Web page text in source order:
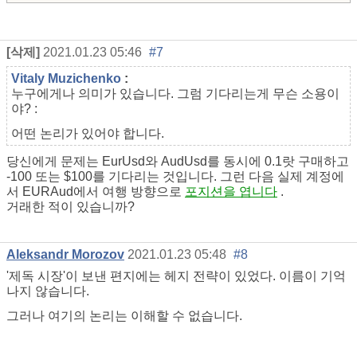
[삭제] 2021.01.23 05:46 #7
Vitaly Muzichenko :
누구에게나 의미가 있습니다. 그럼 기다리는게 무슨 소용이
야? :
어떤 논리가 있어야 합니다.
당신에게 문제는 EurUsd와 AudUsd를 동시에 0.1랏 구매하고
-100 또는 $100를 기다리는 것입니다. 그런 다음 실제 계정에
서 EURAud에서 여행 방향으로 포지션을 엽니다 .
거래한 적이 있습니까?
Aleksandr Morozov 2021.01.23 05:48 #8
'제독 시장'이 보낸 편지에는 헤지 전략이 있었다. 이름이 기억
나지 않습니다.
그러나 여기의 논리는 이해할 수 없습니다.